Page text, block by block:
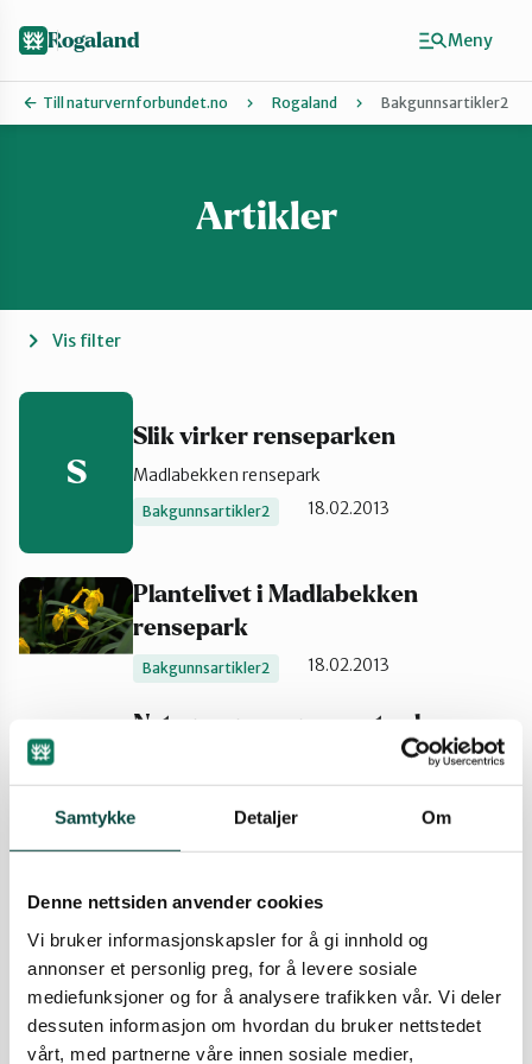
Samtykke Detaljer Om
Denne nettsiden anvender cookies
Vi bruker informasjonskapsler for å gi innhold og
annonser et personlig preg, for å levere sosiale
mediefunksjoner og for å analysere trafikken vår. Vi deler
dessuten informasjon om hvordan du bruker nettstedet
vårt, med partnerne våre innen sosiale medier,
Haugalandet
Naturvernforbundet i Sandnes
Nord-Jæren
Suldal
Rogaland
Till naturvernforbundet.no Rogaland Bakgunnsartikler2
Artikler
Vis filter
S
Slik virker renseparken
Madlabekken rensepark
Bakgunnsartikler2 18.02.2013
Plantelivet i Madlabekken
rensepark
Bakgunnsartikler2 18.02.2013
Naturen renser vannet selv
Madlabekken skal føres gjennom en ny
rensepark, før den havner i Mosvatnet.
Renseeffekten blir økt i forhold til det gamle
Hovedplan for vannforsyning,
vannmiljø og avløp 2011-2022
Bakgunnsartikler2 18.02.2013
Tiltaksanalyse for